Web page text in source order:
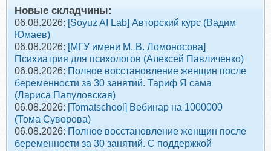
Новые складчины:
06.08.2026: [Soyuz AI Lab] Авторский курс (Вадим
Юмаев)
06.08.2026: [МГУ имени М. В. Ломоносова]
Психиатрия для психологов (Алексей Павличенко)
06.08.2026: Полное восстановление женщин после
беременности за 30 занятий. Тариф Я сама
(Лариса Папуловская)
06.08.2026: [Tomatschool] Вебинар на 1000000
(Тома Суворова)
06.08.2026: Полное восстановление женщин после
беременности за 30 занятий. С поддержкой